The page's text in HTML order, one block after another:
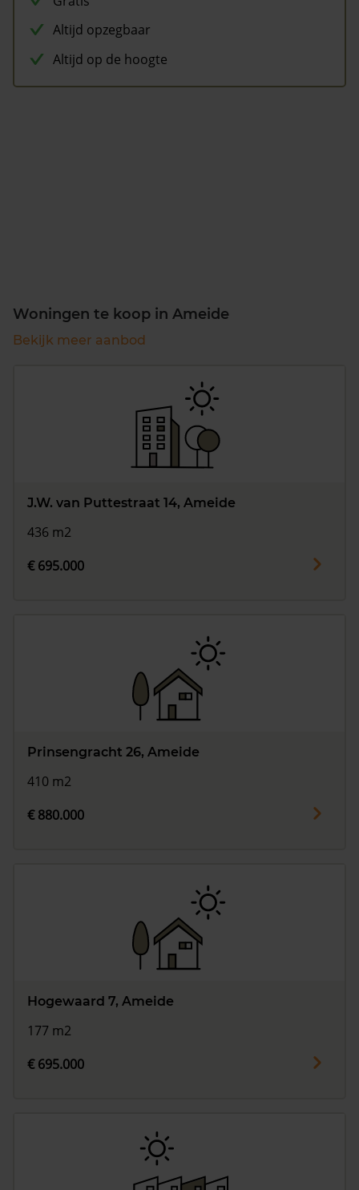
Altijd opzegbaar
Altijd op de hoogte
Woningen te koop in Ameide
Bekijk meer aanbod
J.W. van Puttestraat 14, Ameide
436 m2
€ 695.000
Prinsengracht 26, Ameide
410 m2
€ 880.000
Hogewaard 7, Ameide
177 m2
€ 695.000